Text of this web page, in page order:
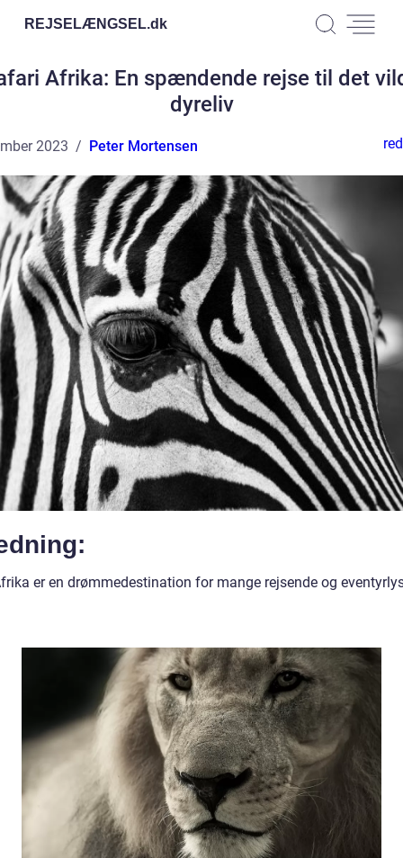
REJSELÆNGSEL.dk
Afrika: En spændende rejse til det
dyreliv
2023 Peter Mortensen
er en drømmedestination for mange rejsende og